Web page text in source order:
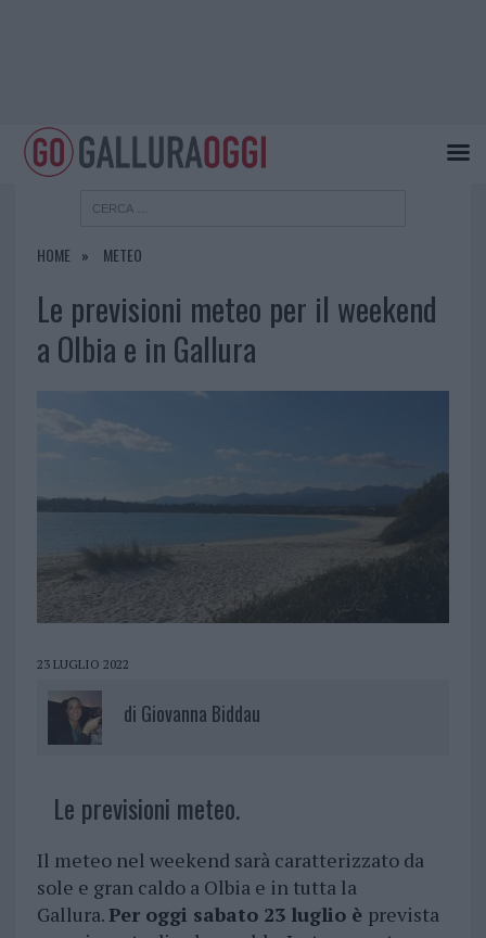
HOME METEO
Le previsioni meteo per il weekend
a Olbia e in Gallura
23 LUGLIO 2022
di Giovanna Biddau
Le previsioni meteo.
Il meteo nel weekend sarà caratterizzato da
sole e gran caldo a Olbia e in tutta la
Gallura.Per oggi sabato 23 luglio è prevista